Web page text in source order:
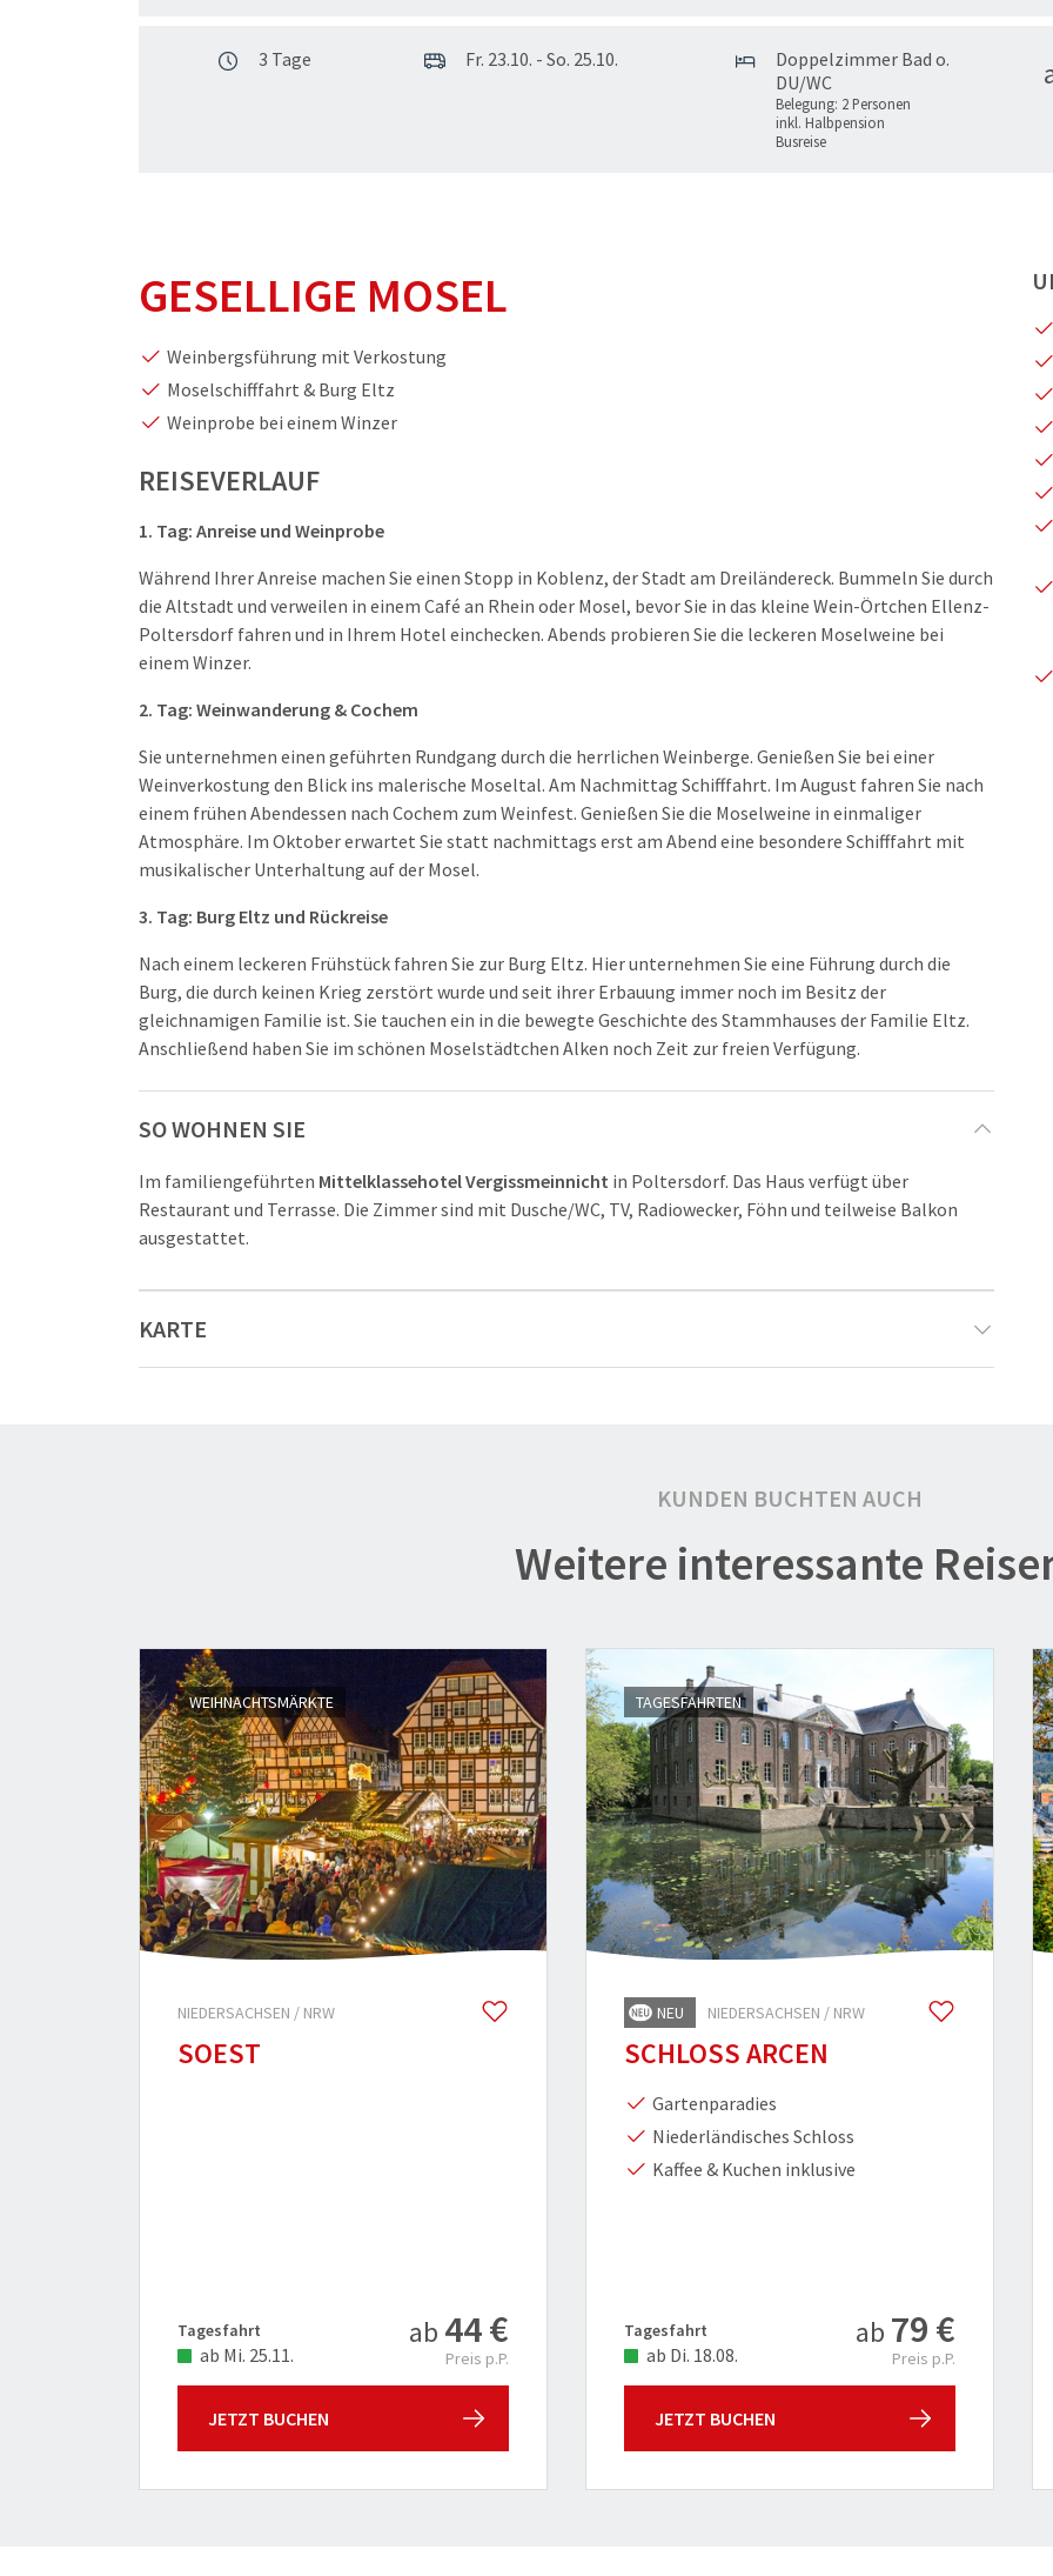
3 Tage Fr. 23.10. - So. 25.10.
Doppelzimmer Bad o.
DU/WC
Belegung: 2 Personen
inkl. Halbpension
Busreise
GESELLIGE MOSEL
Weinbergsführung mit Verkostung
Moselschifffahrt & Burg Eltz
Weinprobe bei einem Winzer
REISEVERLAUF
1. Tag: Anreise und Weinprobe
Während Ihrer Anreise machen Sie einen Stopp in Koblenz, der Stadt am Dreiländereck. Bummeln Sie durch
die Altstadt und verweilen in einem Café an Rhein oder Mosel, bevor Sie in das kleine Wein-Örtchen Ellenz-
Poltersdorf fahren und in Ihrem Hotel einchecken. Abends probieren Sie die leckeren Moselweine bei
einem Winzer.
2. Tag: Weinwanderung & Cochem
Sie unternehmen einen geführten Rundgang durch die herrlichen Weinberge. Genießen Sie bei einer
Weinverkostung den Blick ins malerische Moseltal. Am Nachmittag Schifffahrt. Im August fahren Sie nach
einem frühen Abendessen nach Cochem zum Weinfest. Genießen Sie die Moselweine in einmaliger
Atmosphäre. Im Oktober erwartet Sie statt nachmittags erst am Abend eine besondere Schifffahrt mit
musikalischer Unterhaltung auf der Mosel.
3. Tag: Burg Eltz und Rückreise
Nach einem leckeren Frühstück fahren Sie zur Burg Eltz. Hier unternehmen Sie eine Führung durch die
Burg, die durch keinen Krieg zerstört wurde und seit ihrer Erbauung immer noch im Besitz der
gleichnamigen Familie ist. Sie tauchen ein in die bewegte Geschichte des Stammhauses der Familie Eltz.
Anschließend haben Sie im schönen Moselstädtchen Alken noch Zeit zur freien Verfügung.
SO WOHNEN SIE
Im familiengeführten Mittelklassehotel Vergissmeinnicht in Poltersdorf. Das Haus verfügt über
Restaurant und Terrasse. Die Zimmer sind mit Dusche/WC, TV, Radiowecker, Föhn und teilweise Balkon
ausgestattet.
KARTE
1
KUNDEN BUCHTEN AUCH
Weitere interessante
WEIHNACHTSMÄRKTE
NIEDERSACHSEN / NRW
SOEST
Tagesfahrt
ab Mi. 25.11.
ab 44 €
Preis p.P.
JETZT BUCHEN
TAGESFAHRTEN
NEU NIEDERSACHSEN / NRW
SCHLOSS ARCEN
Gartenparadies
Niederländisches Schloss
Kaffee & Kuchen inklusive
Tagesfahrt
ab Di. 18.08.
ab 79 €
Preis p.P.
JETZT BUCHEN